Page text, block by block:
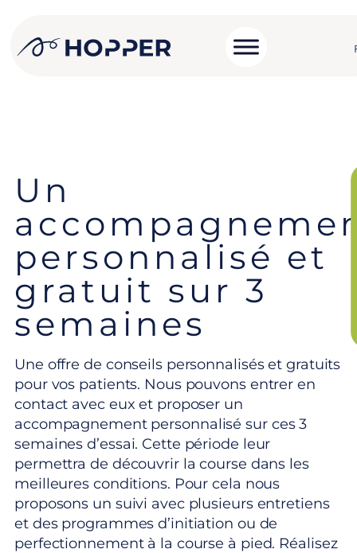
Un
personnalisé et
gratuit sur 3
semaines
Une offre de conseils personnalisés et gratuits
pour vos patients. Nous pouvons entrer en
contact avec eux et proposer un
accompagnement personnalisé sur ces 3
semaines d’essai. Cette période leur
permettra de découvrir la course dans les
meilleures conditions. Pour cela nous
proposons un suivi avec plusieurs entretiens
et des programmes d’initiation ou de
perfectionnement à la course à pied. Réalisez